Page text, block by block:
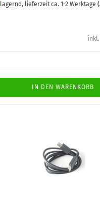
lagernd, lieferzeit ca. 1-2 Werktage
inkl.
IN DEN WARENKORB